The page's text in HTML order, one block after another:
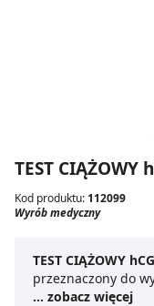
TEST
Kod produktu: 112099
Wyrób medyczny
TEST CIĄŻOWY
przeznaczony do
moczu kobiety w
... zobacz więcej